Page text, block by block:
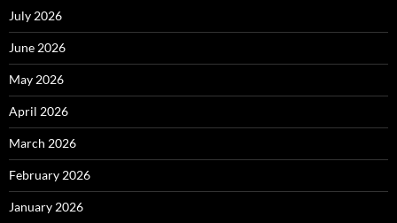
July 2026
June 2026
May 2026
April 2026
March 2026
February 2026
January 2026